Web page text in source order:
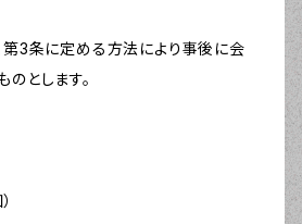
第3条に定める方法により事後に会
とします。